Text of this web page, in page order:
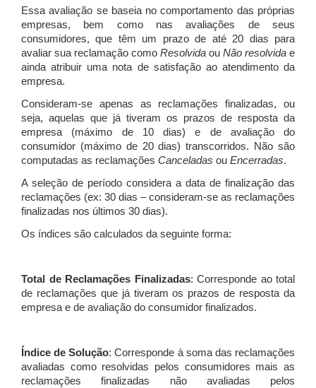
Essa avaliação se baseia no comportamento das próprias
empresas, bem como nas avaliações de seus
consumidores, que têm um prazo de até 20 dias para
avaliar sua reclamação como Resolvida ou Não resolvida e
ainda atribuir uma nota de satisfação ao atendimento da
empresa.
Consideram-se apenas as reclamações finalizadas, ou
seja, aquelas que já tiveram os prazos de resposta da
empresa (máximo de 10 dias) e de avaliação do
consumidor (máximo de 20 dias) transcorridos. Não são
computadas as reclamações Canceladas ou Encerradas.
A seleção de período considera a data de finalização das
reclamações (ex: 30 dias – consideram-se as reclamações
finalizadas nos últimos 30 dias).
Os índices são calculados da seguinte forma:
Total de Reclamações Finalizadas: Corresponde ao total
de reclamações que já tiveram os prazos de resposta da
empresa e de avaliação do consumidor finalizados.
Índice de Solução: Corresponde à soma das reclamações
avaliadas como resolvidas pelos consumidores mais as
reclamações finalizadas não avaliadas pelos